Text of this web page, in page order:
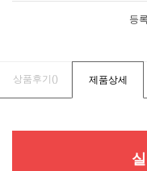
등
상품후기() 제품상세